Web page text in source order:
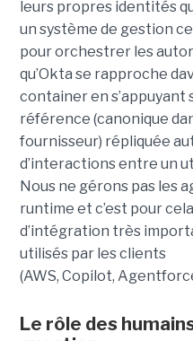
leurs propres identités
un système de gestion
pour orchestrer les
qu’Okta se rapproche
container en s’appuyant
référence (canonique
fournisseur) répliquée
d’interactions entre un
Nous ne gérons pas les
runtime et c’est pour
d’intégration très
utilisés par les clients
(AWS, Copilot,
Le rôle des